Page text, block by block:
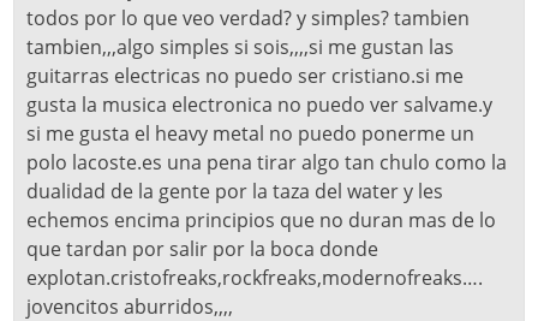
todos por lo que veo verdad? y simples? tambien
tambien,,,algo simples si sois,,,,si me gustan las
guitarras electricas no puedo ser cristiano.si me
gusta la musica electronica no puedo ver salvame.y
si me gusta el heavy metal no puedo ponerme un
polo lacoste.es una pena tirar algo tan chulo como la
dualidad de la gente por la taza del water y les
echemos encima principios que no duran mas de lo
que tardan por salir por la boca donde
explotan.cristofreaks,rockfreaks,modernofreaks….
jovencitos aburridos,,,,